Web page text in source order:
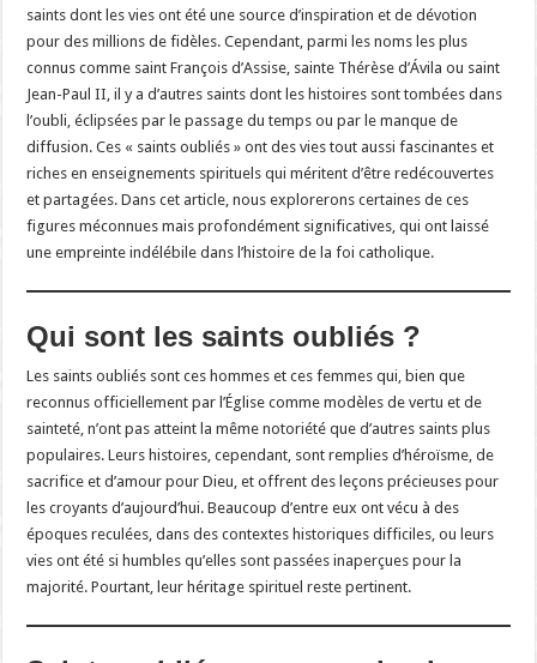
saints dont les vies ont été une source d’inspiration et de dévotion
pour des millions de fidèles. Cependant, parmi les noms les plus
connus comme saint François d’Assise, sainte Thérèse d’Ávila ou saint
Jean-Paul II, il y a d’autres saints dont les histoires sont tombées dans
l’oubli, éclipsées par le passage du temps ou par le manque de
diffusion. Ces « saints oubliés » ont des vies tout aussi fascinantes et
riches en enseignements spirituels qui méritent d’être redécouvertes
et partagées. Dans cet article, nous explorerons certaines de ces
figures méconnues mais profondément significatives, qui ont laissé
une empreinte indélébile dans l’histoire de la foi catholique.
Qui sont les saints oubliés ?
Les saints oubliés sont ces hommes et ces femmes qui, bien que
reconnus officiellement par l’Église comme modèles de vertu et de
sainteté, n’ont pas atteint la même notoriété que d’autres saints plus
populaires. Leurs histoires, cependant, sont remplies d’héroïsme, de
sacrifice et d’amour pour Dieu, et offrent des leçons précieuses pour
les croyants d’aujourd’hui. Beaucoup d’entre eux ont vécu à des
époques reculées, dans des contextes historiques difficiles, ou leurs
vies ont été si humbles qu’elles sont passées inaperçues pour la
majorité. Pourtant, leur héritage spirituel reste pertinent.